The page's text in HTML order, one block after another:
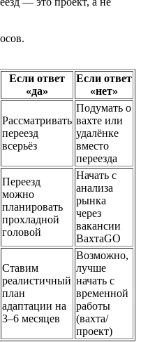
Если ответ
«да»
Если ответ
«нет»
Рассматривать
переезд
всерьёз
Подумать о
вахте или
удалёнке
вместо
переезда
Переезд
можно
планировать
прохладной
головой
Начать с
анализа
рынка
через
вакансии
ВахтаGO
Ставим
реалистичный
план
адаптации на
3–6 месяцев
Возможно,
лучше
начать с
временной
работы
(вахта/
проект)